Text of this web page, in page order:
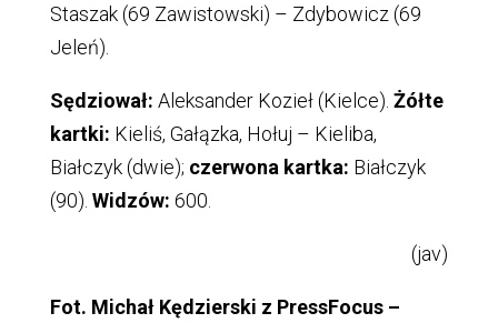
Staszak (69 Zawistowski) – Zdybowicz (69
Jeleń).
Sędziował: Aleksander Kozieł (Kielce). Żółte
kartki: Kieliś, Gałązka, Hołuj – Kieliba,
Białczyk (dwie); czerwona kartka: Białczyk
(90). Widzów: 600.
(jav)
Fot. Michał Kędzierski z PressFocus –